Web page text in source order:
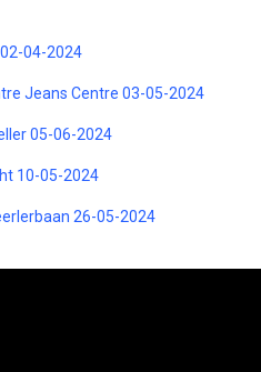
04-2024
Jeans Centre 03-05-2024
05-06-2024
10-05-2024
26-05-2024